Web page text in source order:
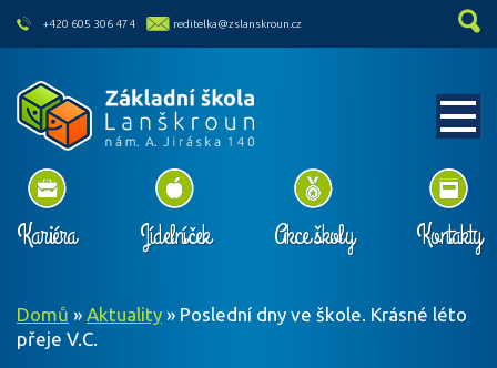
skip to main content
+420 605 306 474 reditelka@zslanskroun.cz
Kariéra Jídelníček Akce školy Kontakty
Domů » Aktuality » Poslední dny ve škole. Krásné léto
přeje V.C.